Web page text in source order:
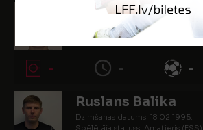
Ņikita Aržeņinovs
Dzimšanas datums: 17.06.1997.
Spēlētāja statuss: Amatieris (FSS)
- - -
Ruslans Balika
Dzimšanas datums: 18.02.1995.
Spēlētāja statuss: Amatieris (FSS)